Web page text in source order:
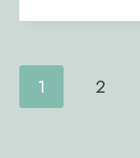
Page
Navigation
1 2